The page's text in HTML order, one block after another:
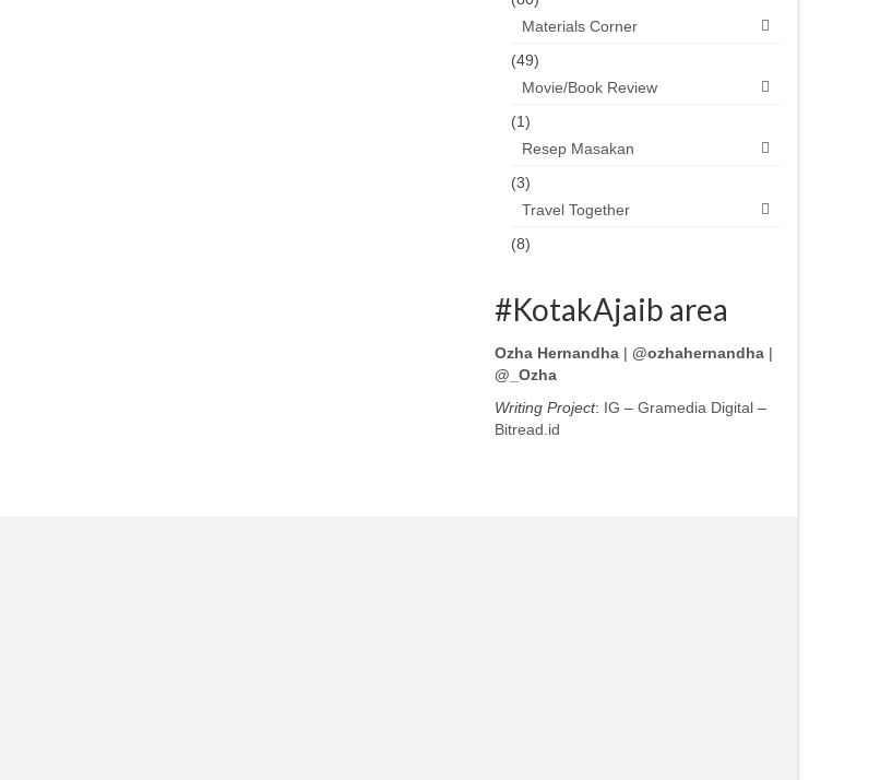
Materials Corner
(49)
Movie/Book Review
(1)
Resep Masakan
(3)
Travel Together
(8)
#KotakAjaib area
Ozha Hernandha| @ozhahernandha|
@_Ozha
Writing Project: IG – Gramedia Digital–
Bitread.id